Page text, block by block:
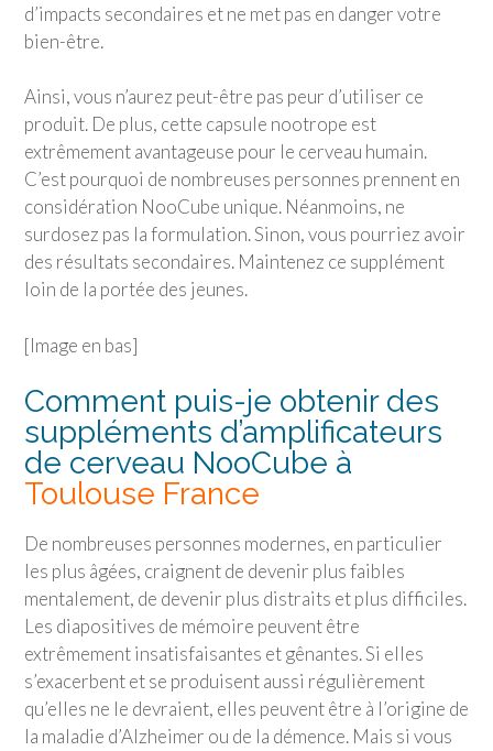
d’impacts secondaires et ne met pas en danger votre
bien-être.
Ainsi, vous n’aurez peut-être pas peur d’utiliser ce
produit. De plus, cette capsule nootrope est
extrêmement avantageuse pour le cerveau humain.
C’est pourquoi de nombreuses personnes prennent en
considération NooCube unique. Néanmoins, ne
surdosez pas la formulation. Sinon, vous pourriez avoir
des résultats secondaires. Maintenez ce supplément
loin de la portée des jeunes.
[Image en bas]
Comment puis-je obtenir des
suppléments d’amplificateurs
de cerveau NooCube à
Toulouse France
De nombreuses personnes modernes, en particulier
les plus âgées, craignent de devenir plus faibles
mentalement, de devenir plus distraits et plus difficiles.
Les diapositives de mémoire peuvent être
extrêmement insatisfaisantes et gênantes. Si elles
s’exacerbent et se produisent aussi régulièrement
qu’elles ne le devraient, elles peuvent être à l’origine de
la maladie d’Alzheimer ou de la démence. Mais si vous